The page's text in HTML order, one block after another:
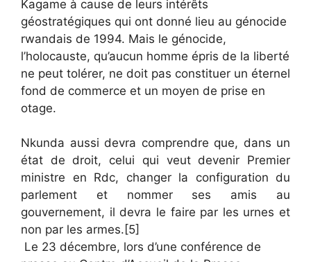
Kagame à cause de leurs intérêts
géostratégiques qui ont donné lieu au génocide
rwandais de 1994. Mais le génocide,
l’holocauste, qu’aucun homme épris de la liberté
ne peut tolérer, ne doit pas constituer un éternel
fond de commerce et un moyen de prise en
otage.
Nkunda aussi devra comprendre que, dans un
état de droit, celui qui veut devenir Premier
ministre en Rdc, changer la configuration du
parlement et nommer ses amis au
gouvernement, il devra le faire par les urnes et
non par les armes.[5]
Le 23 décembre, lors d’une conférence de